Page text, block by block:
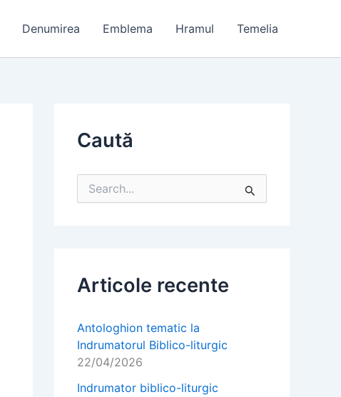
Denumirea Emblema Hramul Temelia
Caută
o
rArticole recente
Antologhion tematic la
Indrumatorul Biblico-liturgic
22/04/2026
Indrumator biblico-liturgic